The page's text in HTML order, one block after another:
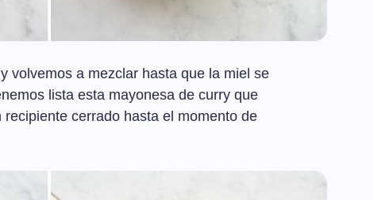
volvemos a mezclar hasta que la miel se
lista esta mayonesa de curry que
cerrado hasta el momento de